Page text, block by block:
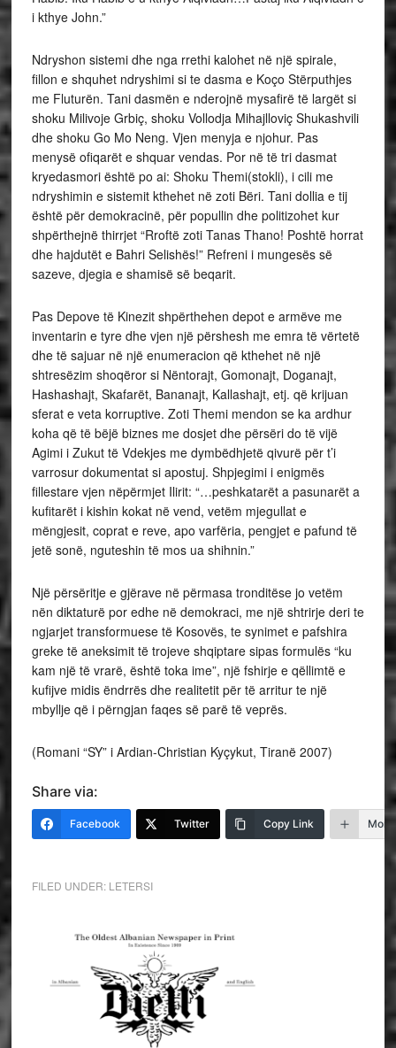
i kthye John.”
Ndryshon sistemi dhe nga rrethi kalohet në një spirale,
fillon e shquhet ndryshimi si te dasma e Koço Stërputhjes
me Fluturën. Tani dasmën e nderojnë mysafirë të largët si
shoku Milivoje Grbiç, shoku Vollodja Mihajlloviç Shukashvili
dhe shoku Go Mo Neng. Vjen menyja e njohur. Pas
menysë ofiqarët e shquar vendas. Por në të tri dasmat
kryedasmori është po ai: Shoku Themi(stokli), i cili me
ndryshimin e sistemit kthehet në zoti Bëri. Tani dollia e tij
është për demokracinë, për popullin dhe politizohet kur
shpërthejnë thirrjet “Rroftë zoti Tanas Thano! Poshtë horrat
dhe hajdutët e Bahri Selishës!” Refreni i mungesës së
sazeve, djegia e shamisë së beqarit.
Pas Depove të Kinezit shpërthehen depot e armëve me
inventarin e tyre dhe vjen një përshesh me emra të vërtetë
dhe të sajuar në një enumeracion që kthehet në një
shtresëzim shoqëror si Nëntorajt, Gomonajt, Doganajt,
Hashashajt, Skafarët, Bananajt, Kallashajt, etj. që krijuan
sferat e veta korruptive. Zoti Themi mendon se ka ardhur
koha që të bëjë biznes me dosjet dhe përsëri do të vijë
Agimi i Zukut të Vdekjes me dymbëdhjetë qivurë për t’i
varrosur dokumentat si apostuj. Shpjegimi i enigmës
fillestare vjen nëpërmjet Ilirit: “…peshkatarët a pasunarët a
kufitarët i kishin kokat në vend, vetëm mjegullat e
mëngjesit, coprat e reve, apo varfëria, pengjet e pafund të
jetë sonë, nguteshin të mos ua shihnin.”
Një përsëritje e gjërave në përmasa tronditëse jo vetëm
nën diktaturë por edhe në demokraci, me një shtrirje deri te
ngjarjet transformuese të Kosovës, te synimet e pafshira
greke të aneksimit të trojeve shqiptare sipas formulës “ku
kam një të vrarë, është toka ime”, një fshirje e qëllimtë e
kufijve midis ëndrrës dhe realitetit për të arritur te një
mbyllje që i përngjan faqes së parë të veprës.
(Romani “SY” i Ardian-Christian Kyçykut, Tiranë 2007)
Share via:
Facebook Twitter Copy Link More
FILED UNDER: LETERSI